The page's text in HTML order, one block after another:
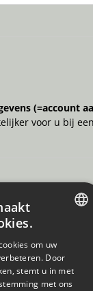
(=account
voor u bij
FRENCH
om uw
Door
stemt u in met
met ons